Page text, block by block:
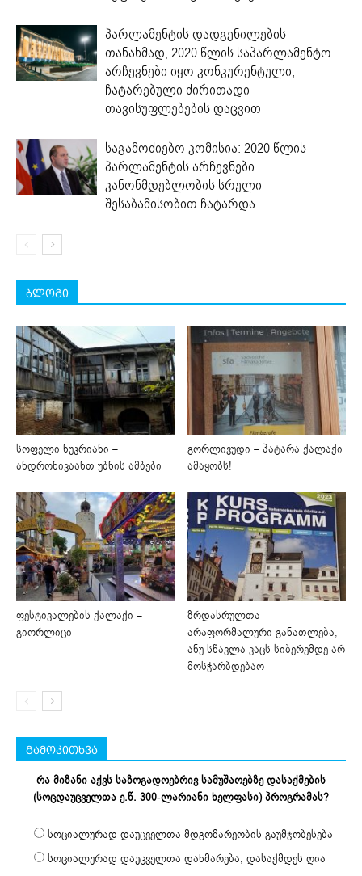
პარლამენტის დადგენილების
თანახმად, 2020 წლის საპარლამენტო
არჩევნები იყო კონკურენტული,
ჩატარებული ძირითადი
თავისუფლებების დაცვით
საგამოძიებო კომისია: 2020 წლის
პარლამენტის არჩევნები
კანონმდებლობის სრული
შესაბამისობით ჩატარდა
ბლოგი
სოფელი ნუკრიანი –
ანდრონიკაანთ უბნის ამბები
გორლივუდი – პატარა ქალაქი
ამაყობს!
ფესტივალების ქალაქი –
გიორლიცი
ზრდასრულთა
არაფორმალური განათლება,
ანუ სწავლა კაცს სიბერემდე არ
მოსჭარბდებაო
გამოკითხვა
რა მიზანი აქვს საზოგადოებრივ სამუშაოებზე დასაქმების
(სოცდაუცველთა ე.წ. 300-ლარიანი ხელფასი) პროგრამას?
სოციალურად დაუცველთა მდგომარეობის გაუმჯობესება
სოციალურად დაუცველთა დახმარება, დასაქმდეს ღია